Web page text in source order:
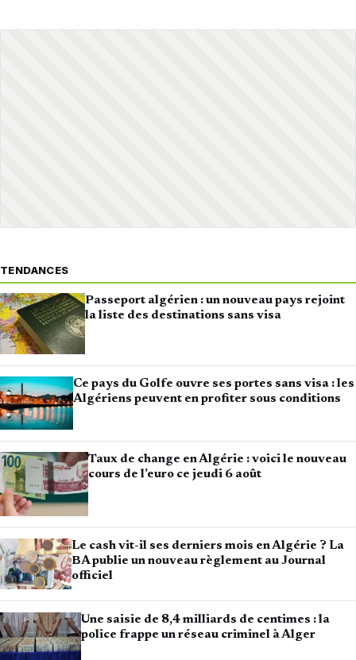
TENDANCES
Passeport algérien : un nouveau pays rejoint
la liste des destinations sans visa
Ce pays du Golfe ouvre ses portes sans visa : les
Algériens peuvent en profiter sous conditions
Taux de change en Algérie : voici le nouveau
cours de l’euro ce jeudi 6 août
Le cash vit-il ses derniers mois en Algérie ? La
BA publie un nouveau règlement au Journal
officiel
Une saisie de 8,4 milliards de centimes : la
police frappe un réseau criminel à Alger